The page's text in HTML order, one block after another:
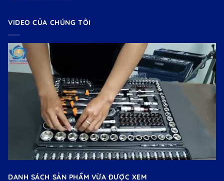
VIDEO CỦA CHÚNG TÔI
DANH SÁCH SẢN PHẨM VỪA ĐƯỢC XEM